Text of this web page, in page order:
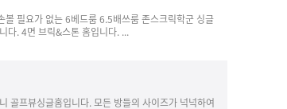
볼 필요가 없는 6베드룸 6.5배쓰룸 존스크릭학군 싱글
다. 4면 브릭&스톤 홈입니다. ...
골프뷰싱글홈입니다. 모든 방들의 사이즈가 넉넉하여